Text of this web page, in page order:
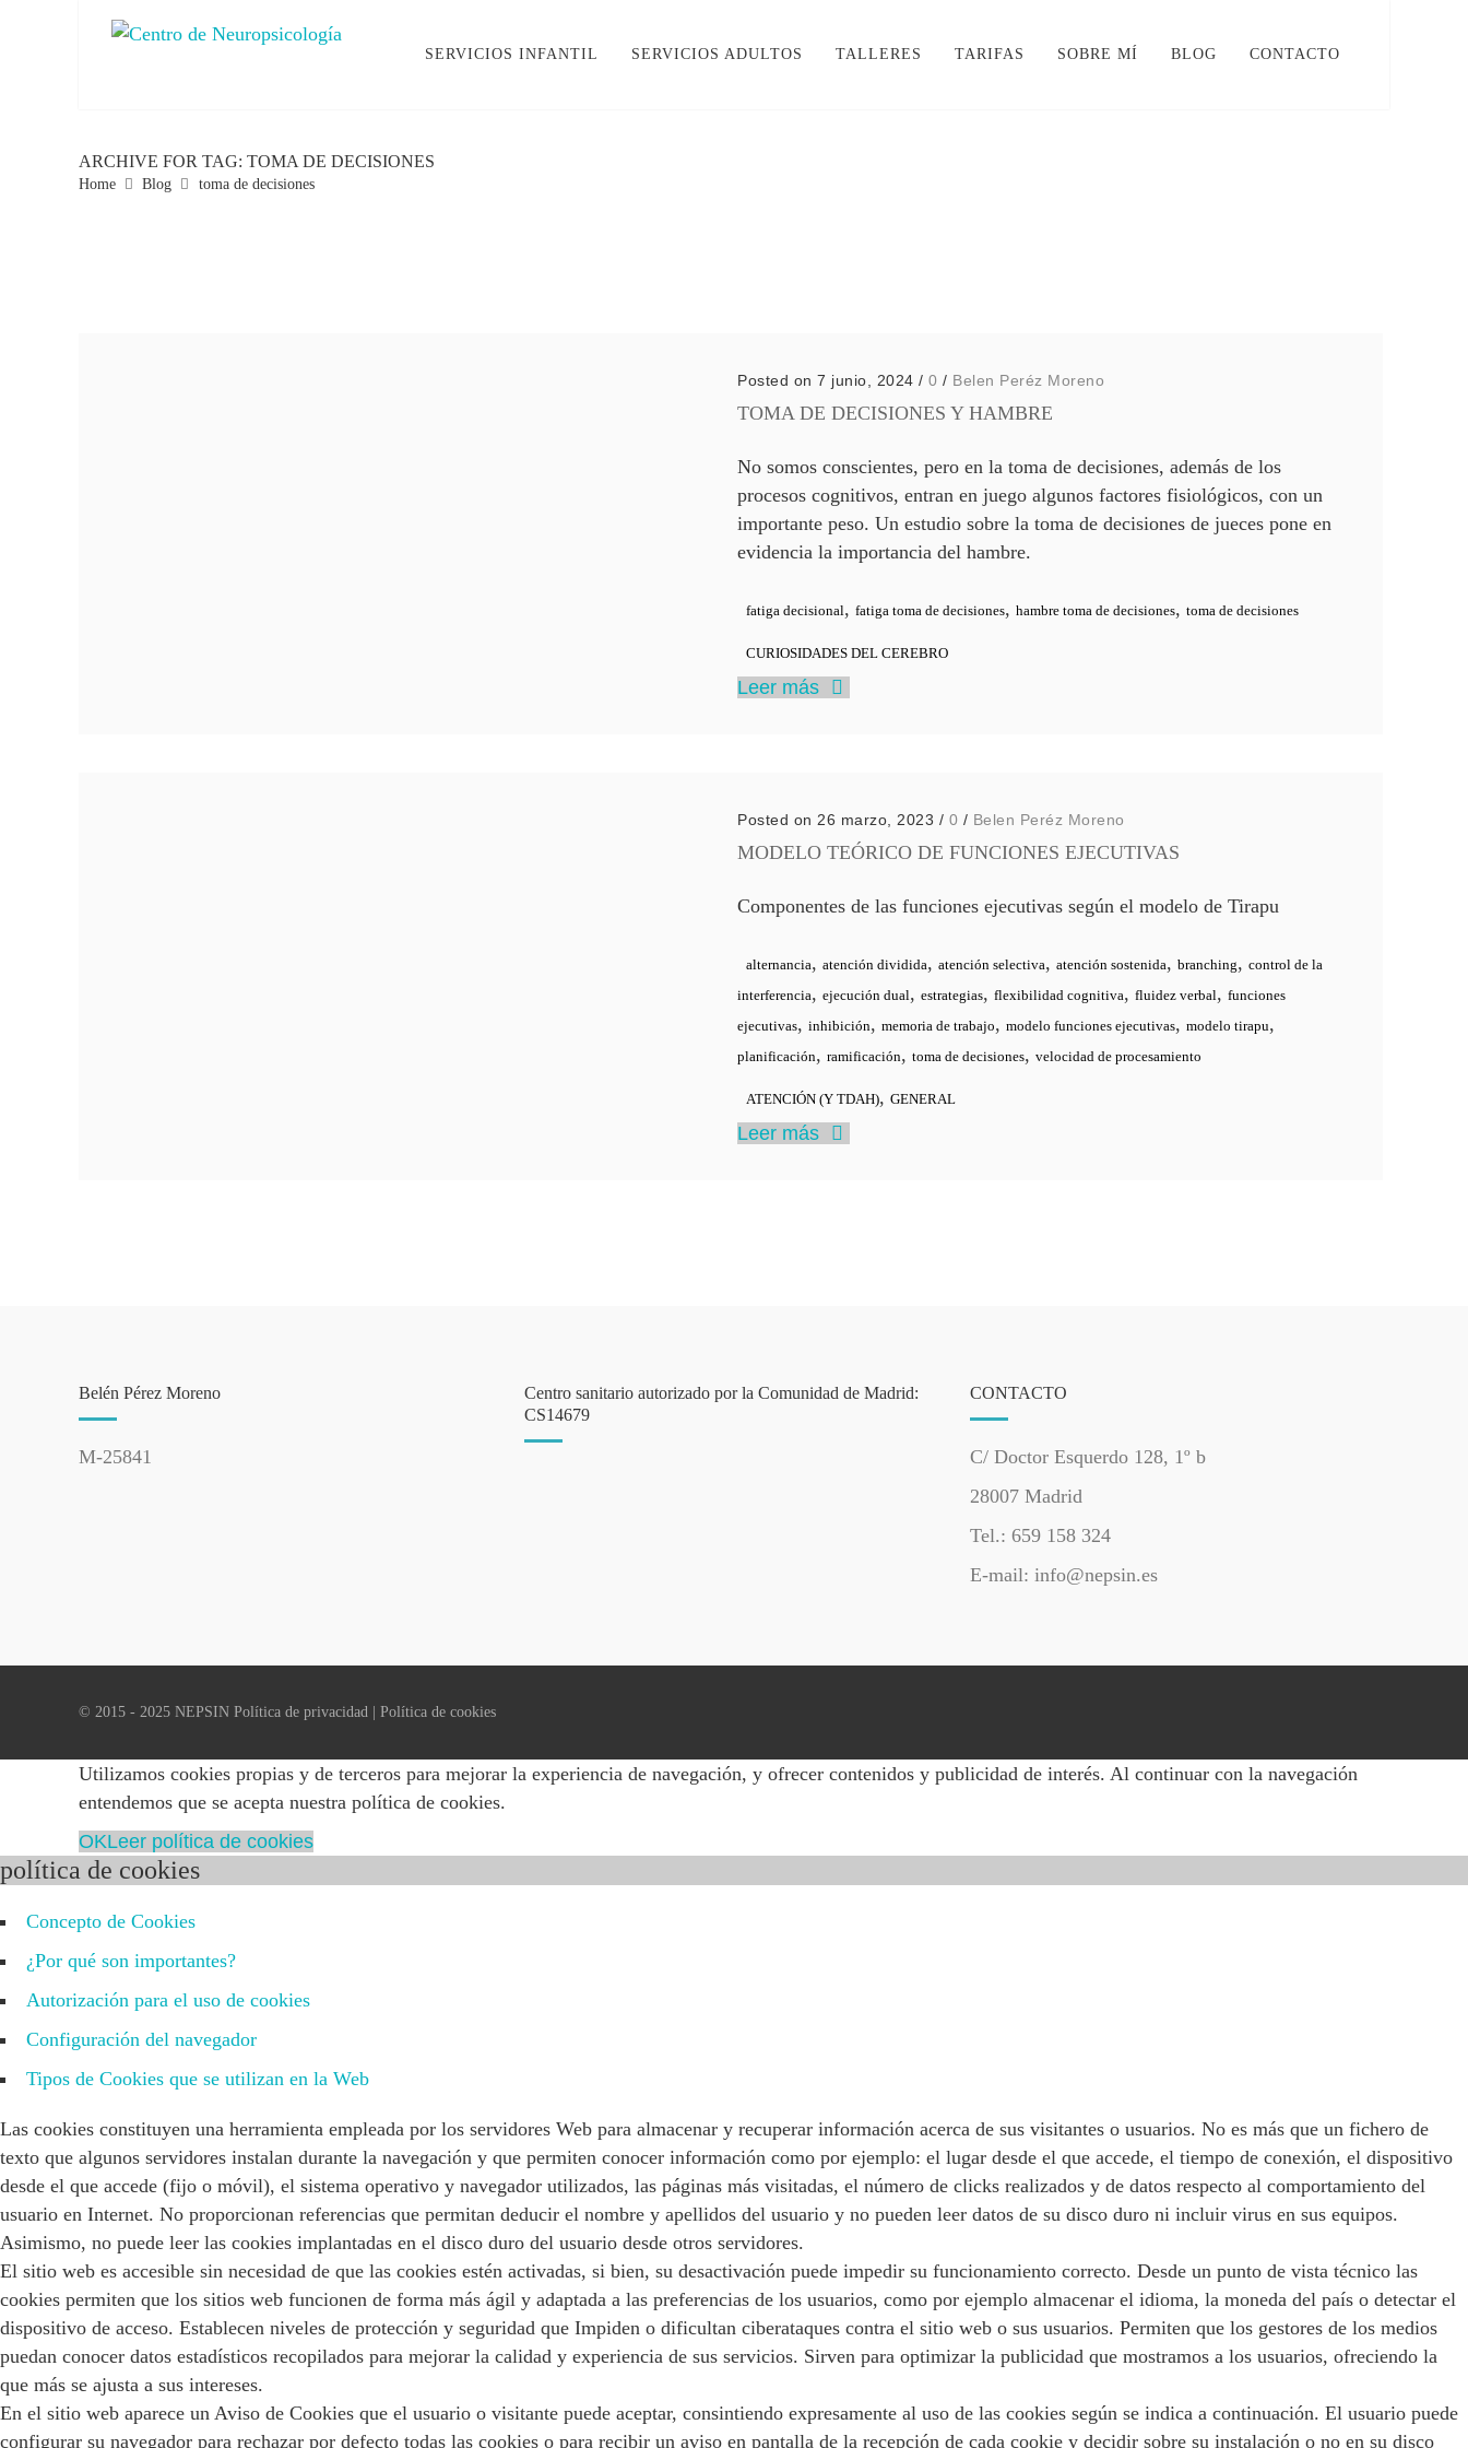
SERVICIOS INFANTIL SERVICIOS ADULTOS TALLERES TARIFAS SOBRE MÍ BLOG CONTACTO
ARCHIVE FOR TAG: TOMA DE DECISIONES
Home Blog toma de decisiones
Posted on 7 junio, 2024 /0 / Belen Peréz Moreno
TOMA DE DECISIONES Y HAMBRE
No somos conscientes, pero en la toma de decisiones, además de los
procesos cognitivos, entran en juego algunos factores fisiológicos, con un
importante peso. Un estudio sobre la toma de decisiones de jueces pone en
evidencia la importancia del hambre.
fatiga decisional,fatiga toma de decisiones,hambre toma de decisiones,toma de decisiones
CURIOSIDADES DEL CEREBRO
Leer más
Posted on 26 marzo, 2023 / 0 / Belen Peréz Moreno
MODELO TEÓRICO DE FUNCIONES EJECUTIVAS
Componentes de las funciones ejecutivas según el modelo de Tirapu
alternancia,atención dividida,atención selectiva,atención sostenida,branching,control de la
interferencia,ejecución dual,estrategias,flexibilidad cognitiva,fluidez verbal,funciones
ejecutivas,inhibición,memoria de trabajo,modelo funciones ejecutivas,modelo tirapu,
planificación,ramificación,toma de decisiones,velocidad de procesamiento
ATENCIÓN (Y TDAH),GENERAL
Leer más
Belén Pérez Moreno
M-25841
Centro sanitario autorizado por la Comunidad de Madrid:
CS14679
CONTACTO
C/ Doctor Esquerdo 128, 1º b
28007 Madrid
Tel.: 659 158 324
E-mail: info@nepsin.es
© 2015 - 2025 NEPSIN Política de privacidad Política de cookies
Utilizamos cookies propias y de terceros para mejorar la experiencia de navegación, y ofrecer contenidos y publicidad de interés. Al continuar con la navegación
entendemos que se acepta nuestra política de cookies.
OKLeer política de cookies
política de cookies
Concepto de Cookies
¿Por qué son importantes?
Autorización para el uso de cookies
Configuración del navegador
Tipos de Cookies que se utilizan en la Web
Las cookies constituyen una herramienta empleada por los servidores Web para almacenar y recuperar información acerca de sus visitantes o usuarios. No es más que un fichero de
texto que algunos servidores instalan durante la navegación y que permiten conocer información como por ejemplo: el lugar desde el que accede, el tiempo de conexión, el dispositivo
desde el que accede (fijo o móvil), el sistema operativo y navegador utilizados, las páginas más visitadas, el número de clicks realizados y de datos respecto al comportamiento del
usuario en Internet. No proporcionan referencias que permitan deducir el nombre y apellidos del usuario y no pueden leer datos de su disco duro ni incluir virus en sus equipos.
Asimismo, no puede leer las cookies implantadas en el disco duro del usuario desde otros servidores.
El sitio web es accesible sin necesidad de que las cookies estén activadas, si bien, su desactivación puede impedir su funcionamiento correcto. Desde un punto de vista técnico las
cookies permiten que los sitios web funcionen de forma más ágil y adaptada a las preferencias de los usuarios, como por ejemplo almacenar el idioma, la moneda del país o detectar el
dispositivo de acceso. Establecen niveles de protección y seguridad que Impiden o dificultan ciberataques contra el sitio web o sus usuarios. Permiten que los gestores de los medios
puedan conocer datos estadísticos recopilados para mejorar la calidad y experiencia de sus servicios. Sirven para optimizar la publicidad que mostramos a los usuarios, ofreciendo la
que más se ajusta a sus intereses.
En el sitio web aparece un Aviso de Cookies que el usuario o visitante puede aceptar, consintiendo expresamente al uso de las cookies según se indica a continuación. El usuario puede
configurar su navegador para rechazar por defecto todas las cookies o para recibir un aviso en pantalla de la recepción de cada cookie y decidir sobre su instalación o no en su disco